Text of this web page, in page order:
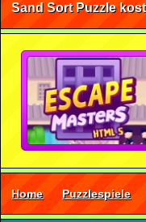
Home Puzzlespiele